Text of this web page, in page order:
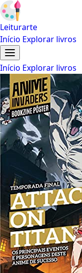
Leiturarte
Início Explorar livros
Início Explorar livros